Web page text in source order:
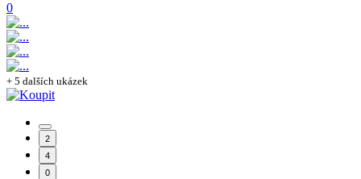
0
+ 5 dalších ukázek
2
4
0